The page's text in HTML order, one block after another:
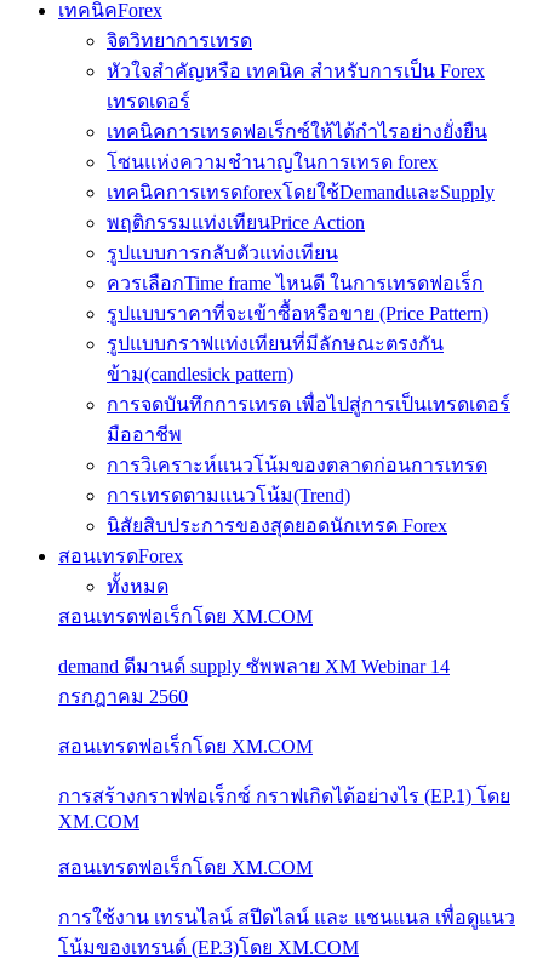
เทคนิคForex
จิตวิทยาการเทรด
หัวใจสำคัญหรือ เทคนิค สำหรับการเป็น Forex
เทรดเดอร์
เทคนิคการเทรดฟอเร็กซ์ให้ได้กำไรอย่างยั่งยืน
โซนแห่งความชำนาญในการเทรด forex
เทคนิคการเทรดforexโดยใช้DemandและSupply
พฤติกรรมแท่งเทียนPrice Action
รูปแบบการกลับตัวแท่งเทียน
ควรเลือกTime frame ไหนดี ในการเทรดฟอเร็ก
รูปแบบราคาที่จะเข้าซื้อหรือขาย (Price Pattern)
รูปแบบกราฟแท่งเทียนที่มีลักษณะตรงกัน
ข้าม(candlesick pattern)
การจดบันทึกการเทรด เพื่อไปสู่การเป็นเทรดเดอร์
มืออาชีพ
การวิเคราะห์แนวโน้มของตลาดก่อนการเทรด
การเทรดตามแนวโน้ม(Trend)
นิสัยสิบประการของสุดยอดนักเทรด Forex
สอนเทรดForex
ทั้งหมด
สอนเทรดฟอเร็กโดย XM.COM
demand ดีมานด์ supply ซัพพลาย XM Webinar 14
กรกฎาคม 2560
สอนเทรดฟอเร็กโดย XM.COM
การสร้างกราฟฟอเร็กซ์ กราฟเกิดได้อย่างไร (EP.1) โดย
XM.COM
สอนเทรดฟอเร็กโดย XM.COM
การใช้งาน เทรนไลน์ สปีดไลน์ และ แชนแนล เพื่อดูแนว
โน้มของเทรนด์ (EP.3)โดย XM.COM